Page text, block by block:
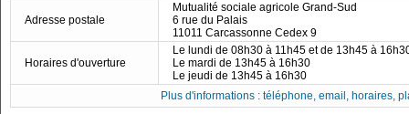
Adresse postale
Mutualité sociale agricole Grand-Sud
6 rue du Palais
11011 Carcassonne Cedex 9
Horaires d'ouverture
Le lundi de 08h30 à 11h45 et de 13h45 à
Le mardi de 13h45 à 16h30
Le jeudi de 13h45 à 16h30
Plus d'informations : téléphone, email, horaires,